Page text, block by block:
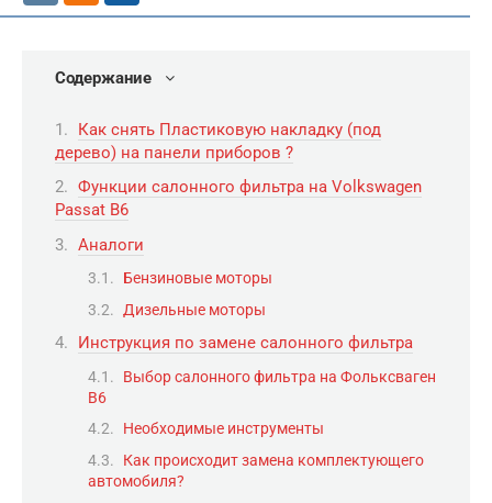
Содержание
Как снять Пластиковую накладку (под
дерево) на панели приборов ?
Функции салонного фильтра на Volkswagen
Passat B6
Аналоги
Бензиновые моторы
Дизельные моторы
Инструкция по замене салонного фильтра
Выбор салонного фильтра на Фольксваген
В6
Необходимые инструменты
Как происходит замена комплектующего
автомобиля?